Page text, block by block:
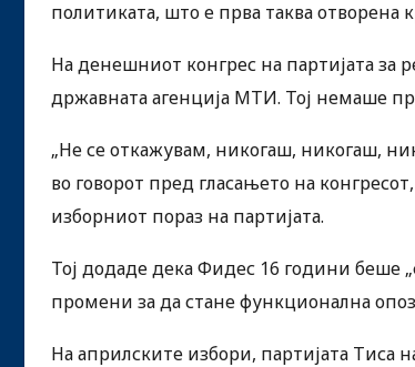
политиката, што е прва таква отворена
На денешниот конгрес на партијата за
државната агенција МТИ. Тој немаше
„Не се откажувам, никогаш, никогаш,
во говорот пред гласањето на
изборниот пораз на партијата.
Тој додаде дека Фидес 16 години беше
промени за да стане функционална
На априлските избори, партијата